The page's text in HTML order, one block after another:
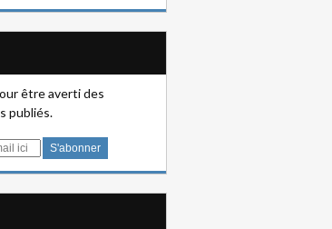
être averti des
publiés.